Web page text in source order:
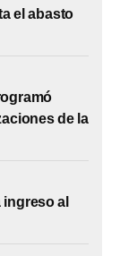
el abasto
de la
al